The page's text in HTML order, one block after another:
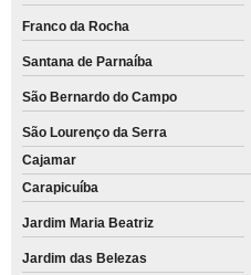
Franco da Rocha
Santana de Parnaíba
São Bernardo do Campo
São Lourenço da Serra
Cajamar
Carapicuíba
Jardim Maria Beatriz
Jardim das Belezas